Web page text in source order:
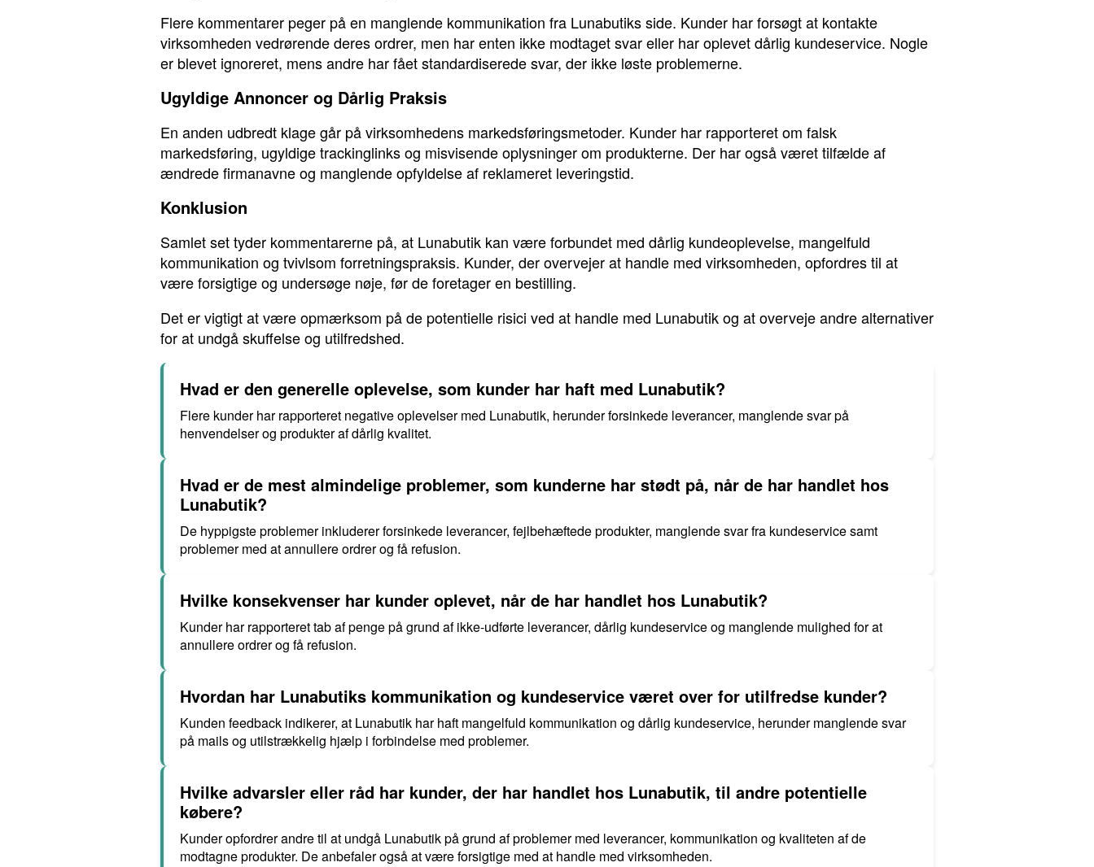
Flere kommentarer peger på en manglende kommunikation fra Lunabutiks side. Kunder har forsøgt at kontakte
virksomheden vedrørende deres ordrer, men har enten ikke modtaget svar eller har oplevet dårlig kundeservice. Nogle
er blevet ignoreret, mens andre har fået standardiserede svar, der ikke løste problemerne.
Ugyldige Annoncer og Dårlig Praksis
En anden udbredt klage går på virksomhedens markedsføringsmetoder. Kunder har rapporteret om falsk
markedsføring, ugyldige trackinglinks og misvisende oplysninger om produkterne. Der har også været tilfælde af
ændrede firmanavne og manglende opfyldelse af reklameret leveringstid.
Konklusion
Samlet set tyder kommentarerne på, at Lunabutik kan være forbundet med dårlig kundeoplevelse, mangelfuld
kommunikation og tvivlsom forretningspraksis. Kunder, der overvejer at handle med virksomheden, opfordres til at
være forsigtige og undersøge nøje, før de foretager en bestilling.
Det er vigtigt at være opmærksom på de potentielle risici ved at handle med Lunabutik og at overveje andre alternativer
for at undgå skuffelse og utilfredshed.
Hvad er den generelle oplevelse, som kunder har haft med Lunabutik?
Flere kunder har rapporteret negative oplevelser med Lunabutik, herunder forsinkede leverancer, manglende svar på
henvendelser og produkter af dårlig kvalitet.
Hvad er de mest almindelige problemer, som kunderne har stødt på, når de har handlet hos
Lunabutik?
De hyppigste problemer inkluderer forsinkede leverancer, fejlbehæftede produkter, manglende svar fra kundeservice samt
problemer med at annullere ordrer og få refusion.
Hvilke konsekvenser har kunder oplevet, når de har handlet hos Lunabutik?
Kunder har rapporteret tab af penge på grund af ikke-udførte leverancer, dårlig kundeservice og manglende mulighed for at
annullere ordrer og få refusion.
Hvordan har Lunabutiks kommunikation og kundeservice været over for utilfredse kunder?
Kunden feedback indikerer, at Lunabutik har haft mangelfuld kommunikation og dårlig kundeservice, herunder manglende svar
på mails og utilstrækkelig hjælp i forbindelse med problemer.
Hvilke advarsler eller råd har kunder, der har handlet hos Lunabutik, til andre potentielle
købere?
Kunder opfordrer andre til at undgå Lunabutik på grund af problemer med leverancer, kommunikation og kvaliteten af de
modtagne produkter. De anbefaler også at være forsigtige med at handle med virksomheden.